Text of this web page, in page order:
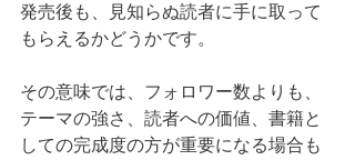
発売後も、見知らぬ読者に手に取って
もらえるかどうかです。
その意味では、フォロワー数よりも、
テーマの強さ、読者への価値、書籍と
しての完成度の方が重要になる場合も